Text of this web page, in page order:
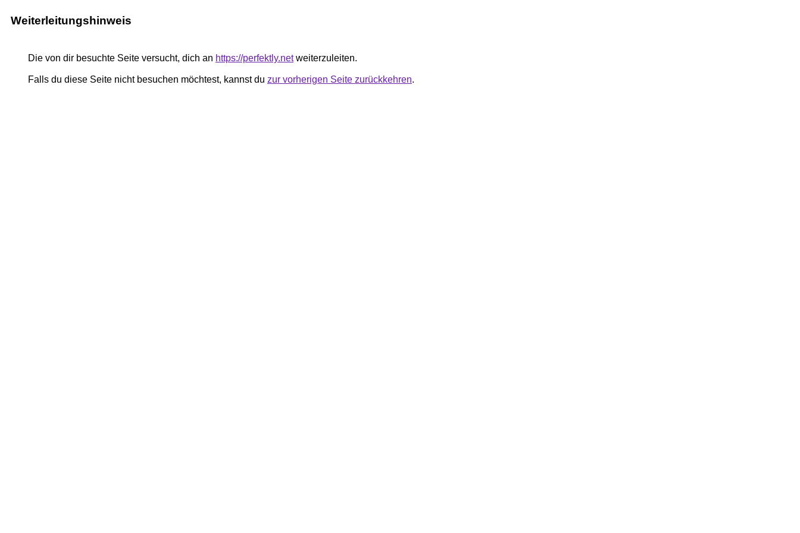
Weiterleitungshinweis
Die von dir besuchte Seite versucht, dich an https://perfektly.netweiterzuleiten.
Falls du diese Seite nicht besuchen möchtest, kannst du zur vorherigen Seite zurückkehren.